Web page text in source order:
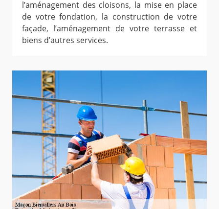
l’aménagement des cloisons, la mise en place
de votre fondation, la construction de votre
façade, l’aménagement de votre terrasse et
biens d’autres services.